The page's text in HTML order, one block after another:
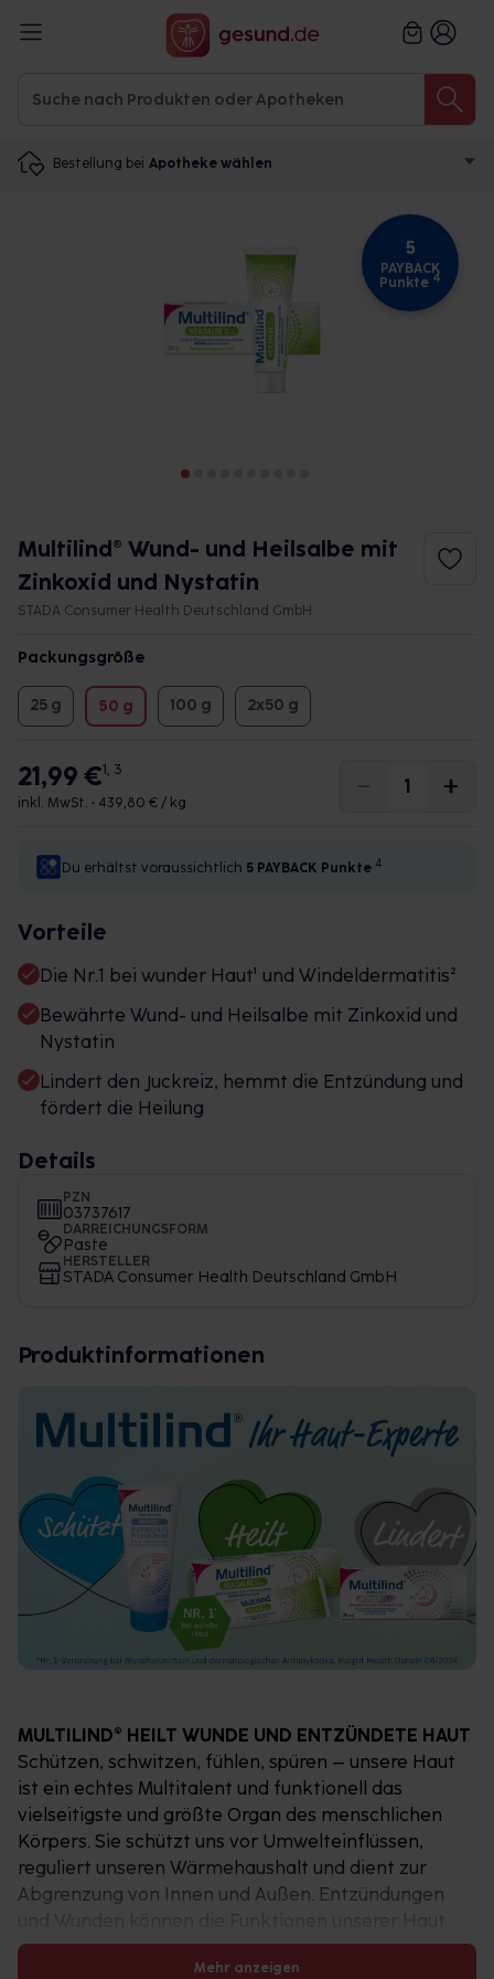
Bestellung bei Apotheke wählen
5
PAYBACK
Punkte 4
Multilind® Wund- und Heilsalbe mit
Zinkoxid und Nystatin
STADA Consumer Health Deutschland GmbH
Packungsgröße
25 g 50 g 100 g 2x50 g
21,99 €1, 3
inkl. MwSt. • 439,80 € / kg
Du erhältst voraussichtlich 5 PAYBACK Punkte 4
Vorteile
Die Nr.1 bei wunder Haut¹ und Windeldermatitis²
Bewährte Wund- und Heilsalbe mit Zinkoxid und
Nystatin
Lindert den Juckreiz, hemmt die Entzündung und
fördert die Heilung
Details
PZN
03737617
DARREICHUNGSFORM
Paste
HERSTELLER
STADA Consumer Health Deutschland GmbH
Produktinformationen
MULTILIND® HEILT WUNDE UND ENTZÜNDETE HAUT
Schützen, schwitzen, fühlen, spüren – unsere Haut
ist ein echtes Multitalent und funktionell das
vielseitigste und größte Organ des menschlichen
Körpers. Sie schützt uns vor Umwelteinflüssen,
reguliert unseren Wärmehaushalt und dient zur
Abgrenzung von Innen und Außen. Entzündungen
beeinträchtigen. Ob bei Windeldermatitis, für
Sportler die sich einen Wolf gelaufen haben oder bei
Mehr anzeigen